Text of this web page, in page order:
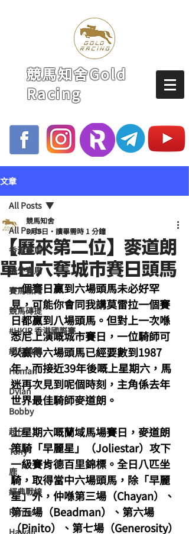
競馬知舍Gold
Racing
文章
All Posts
香港賽馬
海外賽馬
賽馬新聞
競馬磚提
#HKIR 香港國際賽
網友投稿
Homan
Dylan
Bobby
超仔
Tony
鹿
經典戰線
Ramos
Hawaii
All Posts
【歷來第二位】麥道朗
單日六奪城市賽日頭馬
競馬知舍
3月9日
讀畢需時 1 分鐘
一個賽日贏到六場頭馬未必好罕
見，可能你會同我講莫雷拉一個賽
日都贏到八場頭馬。但對上一次喺
悉尼上演嘅城市賽日，一位騎師可
以贏得六場頭馬已經要數到1987
年，而接近39年後嘅上星期六，馬
迷再次見到呢個時刻，主角係去年
世界最佳騎師麥道朗。
上星期六嘅蘭域馬場賽日，麥道朗
策騎「早麗星」（Joliestar）攻下
一級賽肯德百里錦標。全日八匹坐
騎，取得當中六場頭馬，除「早麗
星」外，仲喺第三場（Chayan）、
第五場（Beadman）、第六場
（Pinito）、第七場（Generosity）